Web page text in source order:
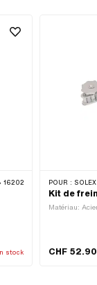
16202
stock
POUR : SOLEX
Kit de
Matériau:
CHF 52.90